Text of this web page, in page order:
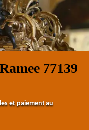
77139
et paiement au